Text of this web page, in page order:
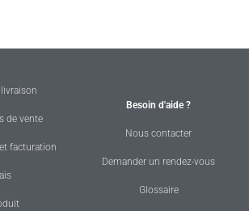
de vente
facturation
Besoin d'aide ?
Nous contacter
Demander un rendez-vous
Glossaire